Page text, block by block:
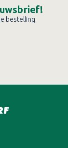
bestelling